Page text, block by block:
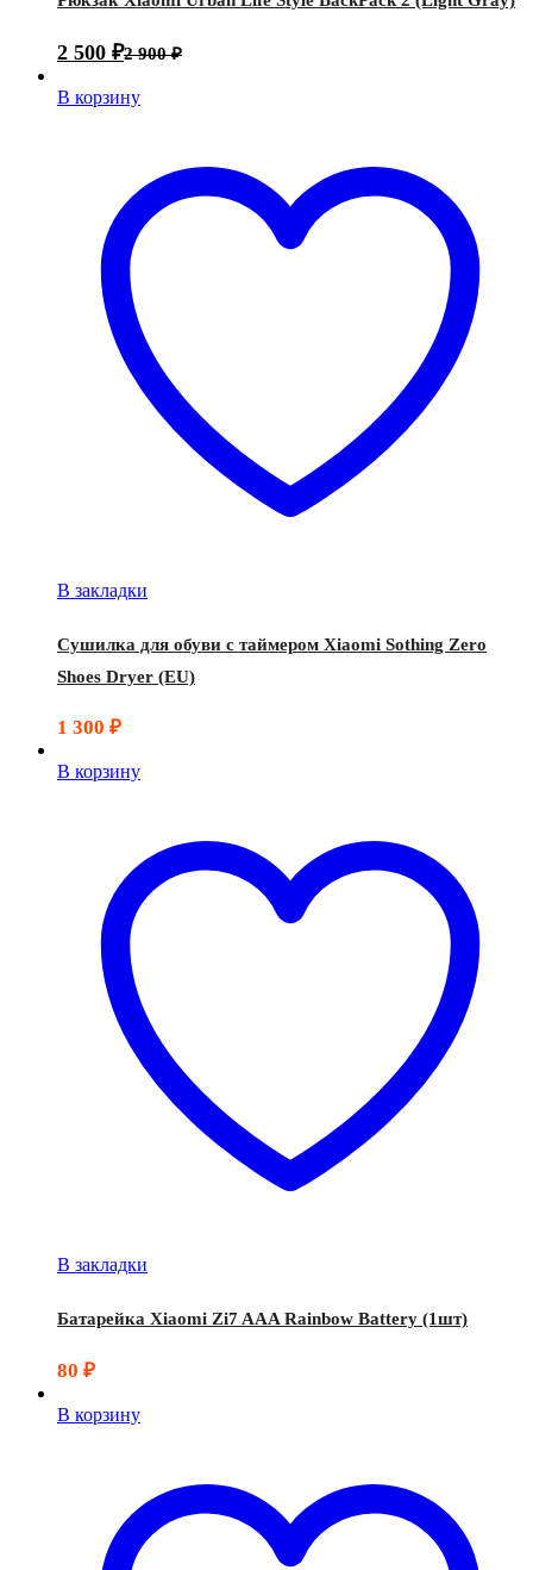
2 500 ₽2 900₽
В корзину
В закладки
Сушилка для обуви с таймером Xiaomi Sothing Zero
Shoes Dryer (EU)
1 300 ₽
В корзину
В закладки
Батарейка Xiaomi Zi7 AAA Rainbow Battery (1шт)
80 ₽
В корзину